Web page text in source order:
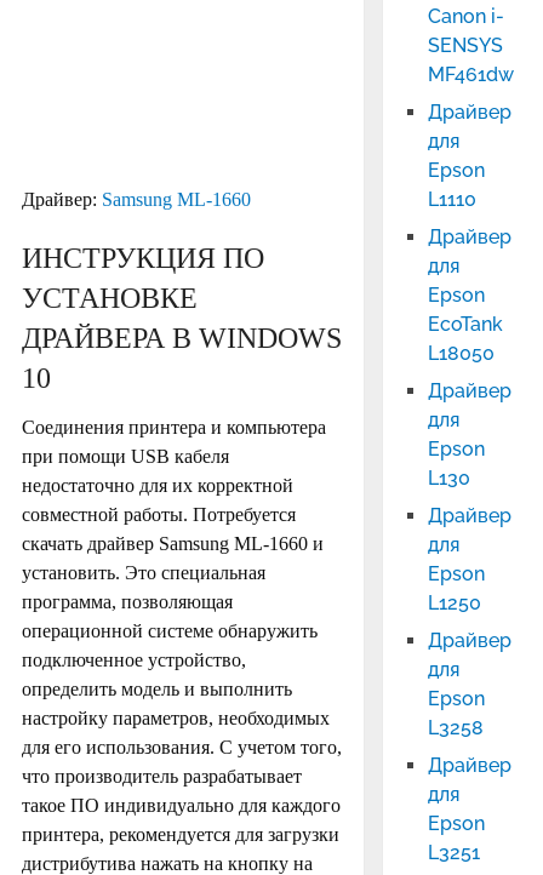
Драйвер: Samsung ML-1660
ИНСТРУКЦИЯ ПО
УСТАНОВКЕ
ДРАЙВЕРА В WINDOWS
10
Соединения принтера и компьютера
при помощи USB кабеля
недостаточно для их корректной
совместной работы. Потребуется
скачать драйвер Samsung ML-1660 и
установить. Это специальная
программа, позволяющая
операционной системе обнаружить
подключенное устройство,
определить модель и выполнить
настройку параметров, необходимых
для его использования. С учетом того,
что производитель разрабатывает
такое ПО индивидуально для каждого
принтера, рекомендуется для загрузки
дистрибутива нажать на кнопку на
Canon i-
SENSYS
MF461dw
Драйвер
для
Epson
L1110
Драйвер
для
Epson
EcoTank
L18050
Драйвер
для
Epson
L130
Драйвер
для
Epson
L1250
Драйвер
для
Epson
L3258
Драйвер
для
Epson
L3251